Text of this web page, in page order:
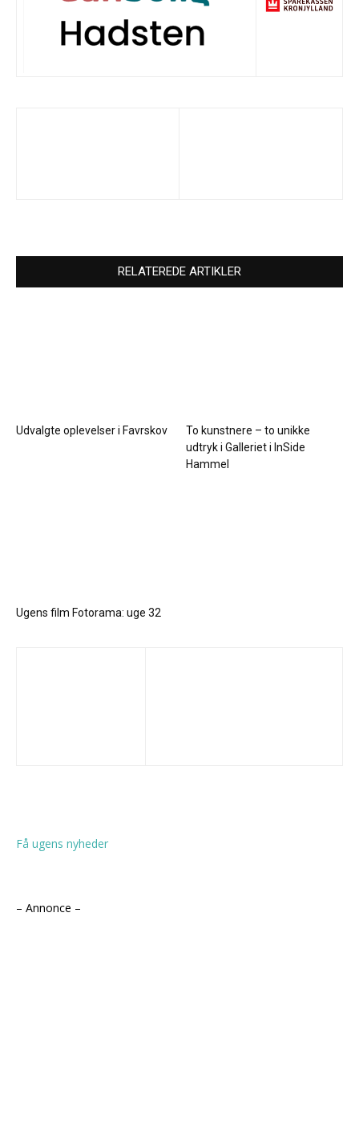
RELATEREDE ARTIKLER
Udvalgte oplevelser i Favrskov
To kunstnere – to unikke
udtryk i Galleriet i InSide
Hammel
Ugens film Fotorama: uge 32
Få ugens nyheder
– Annonce –